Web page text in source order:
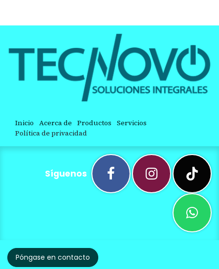
Inicio Acerca de Productos Servicios
Política de privacidad
Síguenos
Póngase en contacto